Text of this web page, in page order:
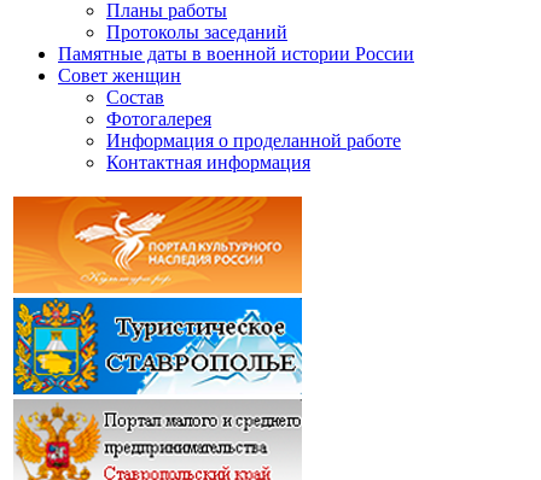
Планы работы
Протоколы заседаний
Памятные даты в военной истории России
Совет женщин
Состав
Фотогалерея
Информация о проделанной работе
Контактная информация